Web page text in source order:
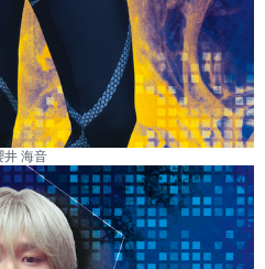
井 海音